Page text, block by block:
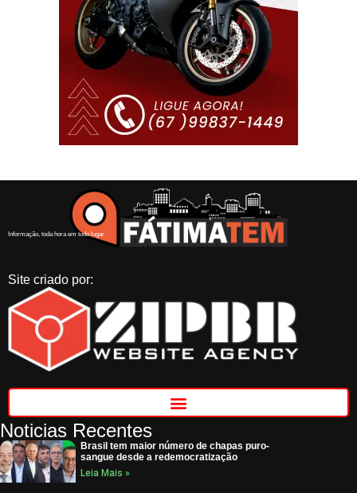
Informação, toda hora em todo lugar
Site criado por:
Noticias Recentes
Brasil tem maior número de chapas puro-
sangue desde a redemocratização
Leia Mais »